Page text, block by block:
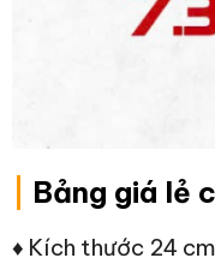
Bảng giá lẻ
♦ Kích thước 24